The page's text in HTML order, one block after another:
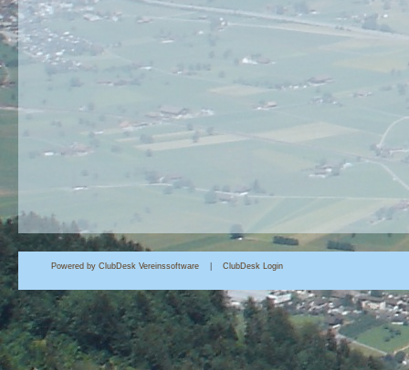
Powered by ClubDesk Vereinssoftware |